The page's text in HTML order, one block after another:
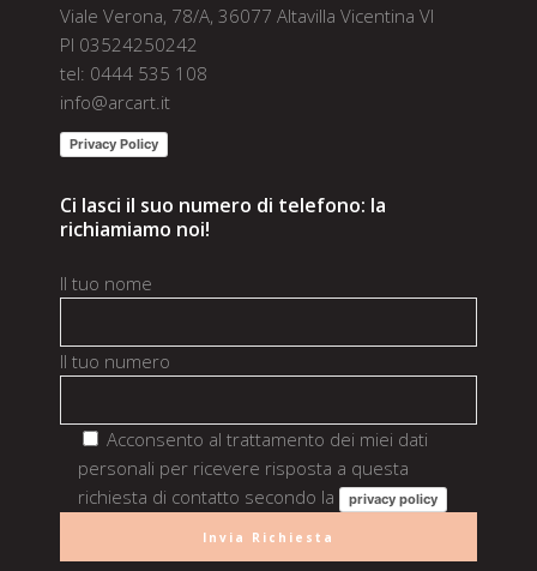
Viale Verona, 78/A, 36077 Altavilla Vicentina VI
PI 03524250242
tel: 0444 535 108
info@arcart.it
Privacy Policy
Ci lasci il suo numero di telefono: la
richiamiamo noi!
Il tuo nome
Il tuo numero
Acconsento al trattamento dei miei dati
personali per ricevere risposta a questa
richiesta di contatto secondo la
privacy policy